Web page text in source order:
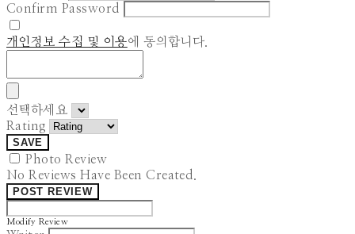
Confirm Password
개인정보 수집 및 이용에 동의합니다.
선택하세요
Rating
SAVE
Photo Review
No Reviews Have Been Created.
POST REVIEW
Modify Review